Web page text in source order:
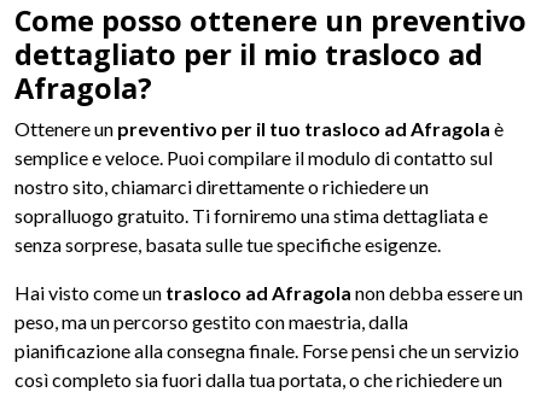
Come posso ottenere un preventivo
dettagliato per il mio trasloco ad
Afragola?
Ottenere un preventivo per il tuo trasloco ad Afragola è
semplice e veloce. Puoi compilare il modulo di contatto sul
nostro sito, chiamarci direttamente o richiedere un
sopralluogo gratuito. Ti forniremo una stima dettagliata e
senza sorprese, basata sulle tue specifiche esigenze.
Hai visto come un trasloco ad Afragola non debba essere un
peso, ma un percorso gestito con maestria, dalla
pianificazione alla consegna finale. Forse pensi che un servizio
così completo sia fuori dalla tua portata, o che richiedere un